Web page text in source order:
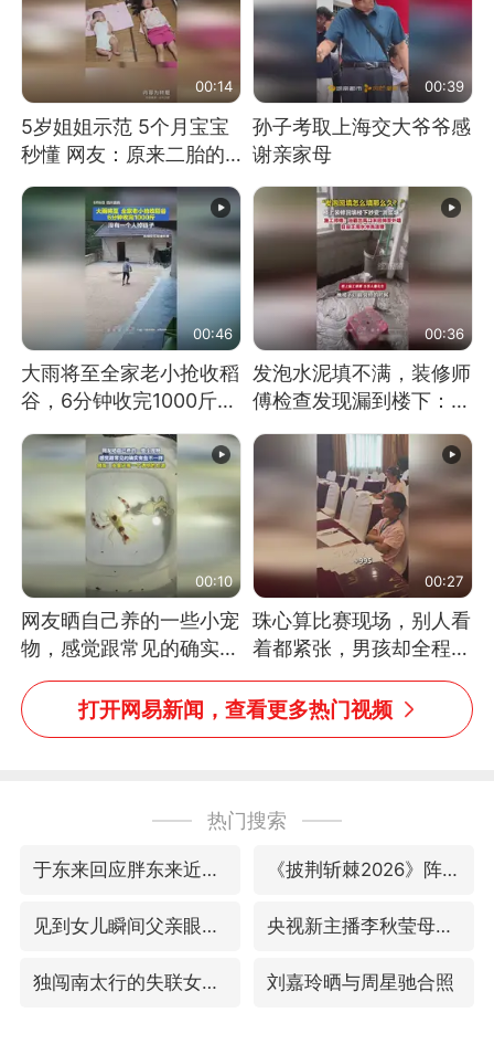
00:14
5岁姐姐示范 5个月宝宝
秒懂 网友：原来二胎的
快乐长这样
00:39
孙子考取上海交大爷爷感
谢亲家母
00:46
大雨将至全家老小抢收稻
谷，6分钟收完1000斤，
没有一个人掉链子
00:36
发泡水泥填不满，装修师
傅检查发现漏到楼下：出
风口未延伸到外墙
00:10
网友晒自己养的一些小宠
物，感觉跟常见的确实有
些不一样
00:27
珠心算比赛现场，别人看
着都紧张，男孩却全程气
定神闲、从容作答，最终
拿下冠军。网友：这淡定
的样子，一看就是有实
打开网易新闻，查看更多热门视频
热门搜索
于东来回应胖东来近25年老店年底关闭 《披荆斩棘2026》阵容官宣
见到女儿瞬间父亲眼里有了光 央视新主播李秋莹母校发文祝贺
独闯南太行的失联女生最后轨迹已确认 刘嘉玲晒与周星驰合照